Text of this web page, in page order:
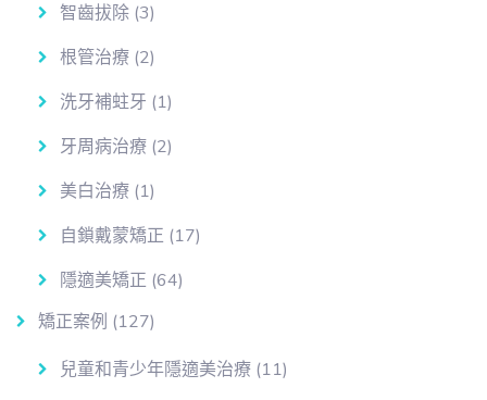
智齒拔除 (3)
根管治療 (2)
洗牙補蛀牙 (1)
牙周病治療 (2)
美白治療 (1)
自鎖戴蒙矯正 (17)
隱適美矯正 (64)
矯正案例 (127)
兒童和青少年隱適美治療 (11)